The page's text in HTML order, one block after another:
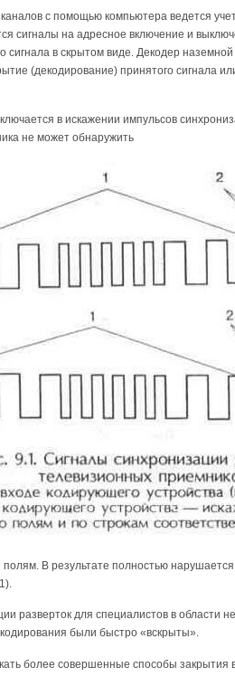
с помощью компьютера ведется
сигналы на адресное включение и
сигнала в скрытом виде. Декодер
(декодирование) принятого сигнала
в искажении импульсов
не может обнаружить
В результате полностью
разверток для специалистов в области
были быстро «вскрыты».
более совершенные способы